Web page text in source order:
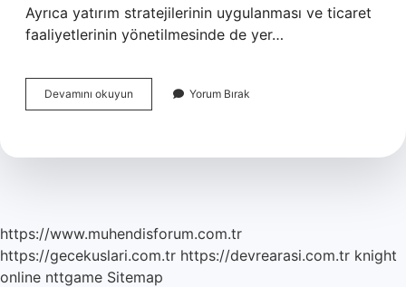
Ayrıca yatırım stratejilerinin uygulanması ve ticaret
faaliyetlerinin yönetilmesinde de yer…
Devamını okuyun
Genel
Yorum Bırak
https://www.muhendisforum.com.tr
https://gecekuslari.com.tr https://devrearasi.com.tr knight
online nttgame Sitemap